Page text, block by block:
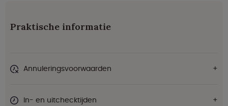
Praktische informatie
Annuleringsvoorwaarden
In- en uitchecktijden